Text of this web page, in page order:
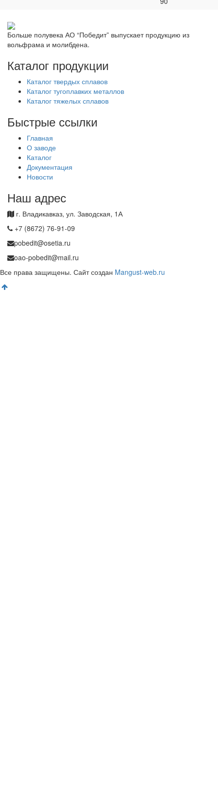
Больше полувека АО “Победит” выпускает продукцию из
вольфрама и молибдена.
Каталог продукции
Каталог твердых сплавов
Каталог тугоплавких металлов
Каталог тяжелых сплавов
Быстрые ссылки
Главная
О заводе
Каталог
Документация
Новости
Наш адрес
г. Владикавказ, ул. Заводская, 1А
+7 (8672) 76-91-09
pobedit@osetia.ru
oao-pobedit@mail.ru
Все права защищены. Сайт создан Mangust-web.ru